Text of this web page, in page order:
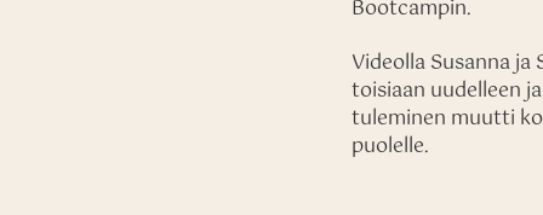
Bootcampin.
Videolla Susanna
toisiaan uudelleen
tuleminen muutti
puolelle.